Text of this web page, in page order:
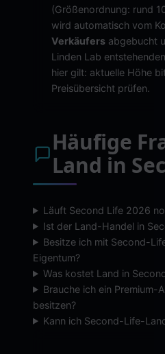
(Größenordnung: rund
wird automatisch vom
Verkäufers abgebucht
Linden Lab
hier gilt: aktuelle Höhe
Preisübersicht prüfen.
Häufige
Land in
Läuft Second Life 2026
Ist der Land-Handel in
Besitze ich mit Second-
Eigentum?
Was kostet Land in
Brauche ich ein Premium-
besitzen?
Kann ich Second-Life-